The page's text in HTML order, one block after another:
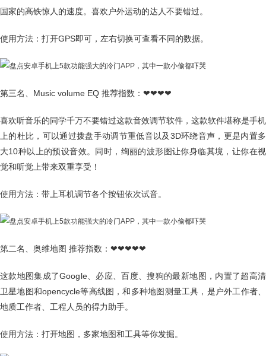
国家的高铁惊人的速度。喜欢户外运动的达人不要错过。
使用方法：打开GPS即可，左右切换可查看不同的数据。
第三名、Music volume EQ 推荐指数：❤❤❤❤
喜欢听音乐的同学千万不要错过这款音效调节软件，这款软件堪称是手机
上的杜比，可以通过拨盘手动调节重低音以及3D环绕音声，更是内置多
大10种以上的预设音效。同时，绚丽的波形图让你身临其境，让你在视
觉和听觉上带来双重享受！
使用方法：带上耳机调节各个按钮依次试音。
第二名、奥维地图 推荐指数：❤❤❤❤❤
这款地图集成了Google、必应、百度、搜狗的最新地图，内置了超高清
卫星地图和opencycle等高线图，和多种地图测量工具，是户外工作者、
地质工作者、工程人员的得力助手。
使用方法：打开地图，多家地图和工具等你发掘。